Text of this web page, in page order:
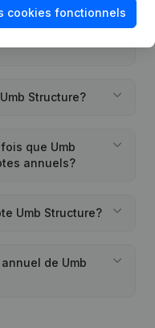
a-t-elle été
Structure?
que Umb
annuels?
Umb Structure?
de Umb
cookies fonctionnels